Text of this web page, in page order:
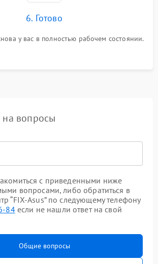
6. Готово
у вас в полностью рабочем состоянии.
на вопросы
с приведенными ниже
вопросами, либо обратиться в
“FIX-Asus” по следующему телефону
84если не нашли ответ на свой
Общие вопросы